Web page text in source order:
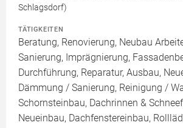
Schlagsdorf)
TÄTIGKEITEN
Beratung, Renovierung, Neubau
Sanierung, Imprägnierung,
Durchführung, Reparatur, Ausbau,
Dämmung / Sanierung, Reinigung /
Schornsteinbau, Dachrinnen &
Neueinbau, Dachfenstereinbau,